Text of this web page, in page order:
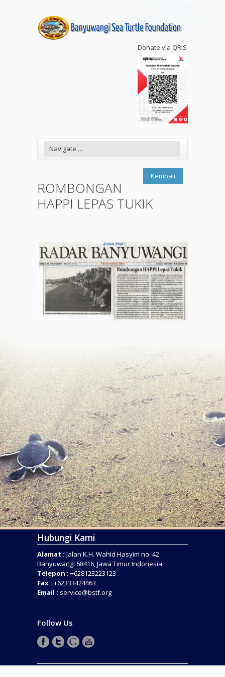
Donate via QRIS
Kembali
ROMBONGAN
HAPPI LEPAS TUKIK
Hubungi Kami
Alamat : Jalan K.H. Wahid Hasyim no. 42
Banyuwangi 68416, Jawa Timur Indonesia
Telepon : +628123223123
Fax : +62333424463
Email : service@bstf.org
Follow Us